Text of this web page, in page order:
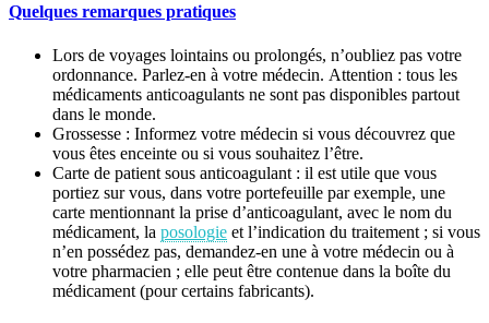
Quelques remarques pratiques
Lors de voyages lointains ou prolongés, n’oubliez pas votre
ordonnance. Parlez-en à votre médecin. Attention : tous les
médicaments anticoagulants ne sont pas disponibles partout
dans le monde.
Grossesse : Informez votre médecin si vous découvrez que
vous êtes enceinte ou si vous souhaitez l’être.
Carte de patient sous anticoagulant : il est utile que vous
portiez sur vous, dans votre portefeuille par exemple, une
carte mentionnant la prise d’anticoagulant, avec le nom du
médicament, la posologie et l’indication du traitement ; si vous
n’en possédez pas, demandez-en une à votre médecin ou à
votre pharmacien ; elle peut être contenue dans la boîte du
médicament (pour certains fabricants).